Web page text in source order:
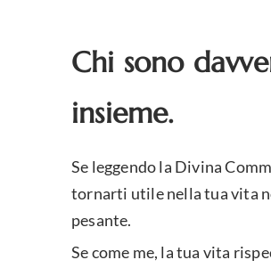
Chi sono
insieme.
Se leggendo la Divina
tornarti utile nella tua vita
pesante.
Se come me, la tua vita